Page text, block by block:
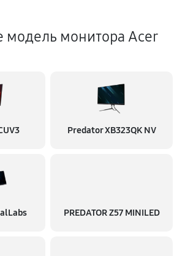
модель монитора Acer
Predator XB323QK NV
PREDATOR Z57 MINILED